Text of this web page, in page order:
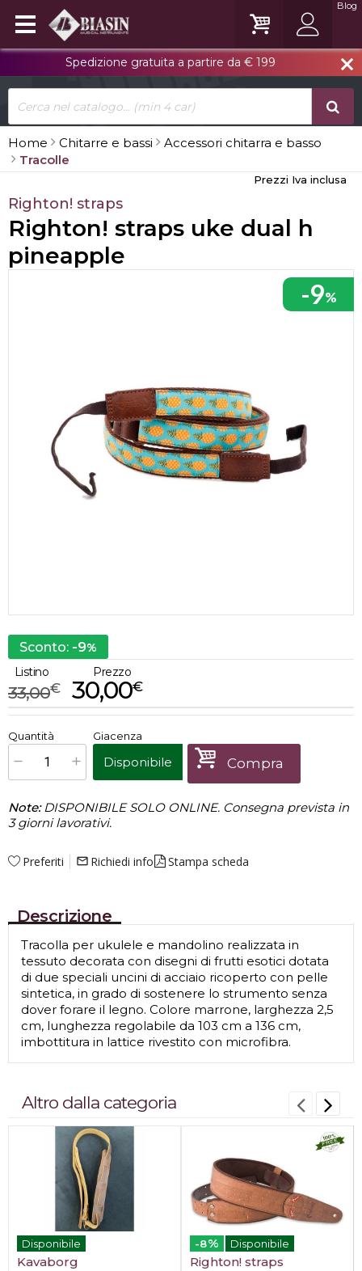
close
Spedizione gratuita a partire da € 199
Blog
Home Chitarre e bassi
Accessori chitarra e basso
Tracolle
Prezzi Iva inclusa
Righton! straps
Righton! straps uke dual h
pineapple
-9%
Sconto: -9%
Listino
€
33,00
Prezzo
€
30,00
x1 Prezzo finale:€30,00
Quantità Giacenza
Disponibile Compra
Note:DISPONIBILE SOLO ONLINE. Consegna prevista in
3 giorni lavorativi.
Preferiti mail_outline Richiedi info Stampa scheda
Descrizione
Tracolla per ukulele e mandolino realizzata in
tessuto decorata con disegni di frutti esotici dotata
di due speciali uncini di acciaio ricoperto con pelle
sintetica, in grado di sostenere lo strumento senza
dover forare il legno. Colore marrone, larghezza 2,5
cm, lunghezza regolabile da 103 cm a 136 cm,
imbottitura in lattice rivestito con microfibra.
Altro dalla categoria
Disponibile
Kavaborg
-8% Disponibile
Righton! straps